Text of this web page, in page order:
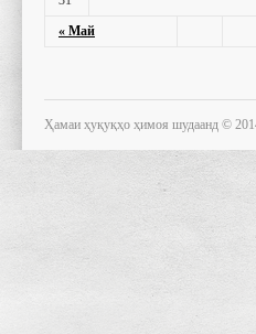
« Май
Ҳамаи ҳуқуқҳо ҳимоя шудаанд ©